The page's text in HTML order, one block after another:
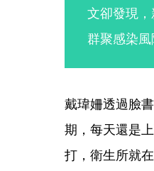
文卻發現
群聚感染風
戴瑋姍透過臉
期，每天還是
打，衛生所就